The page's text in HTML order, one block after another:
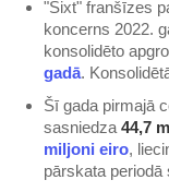
"Sixt" franšīzes
koncerns 2022.
konsolidēto
gadā​.
Šī gada pirmajā
sasniedza 44,7
miljoni eiro​,
pārskata periodā